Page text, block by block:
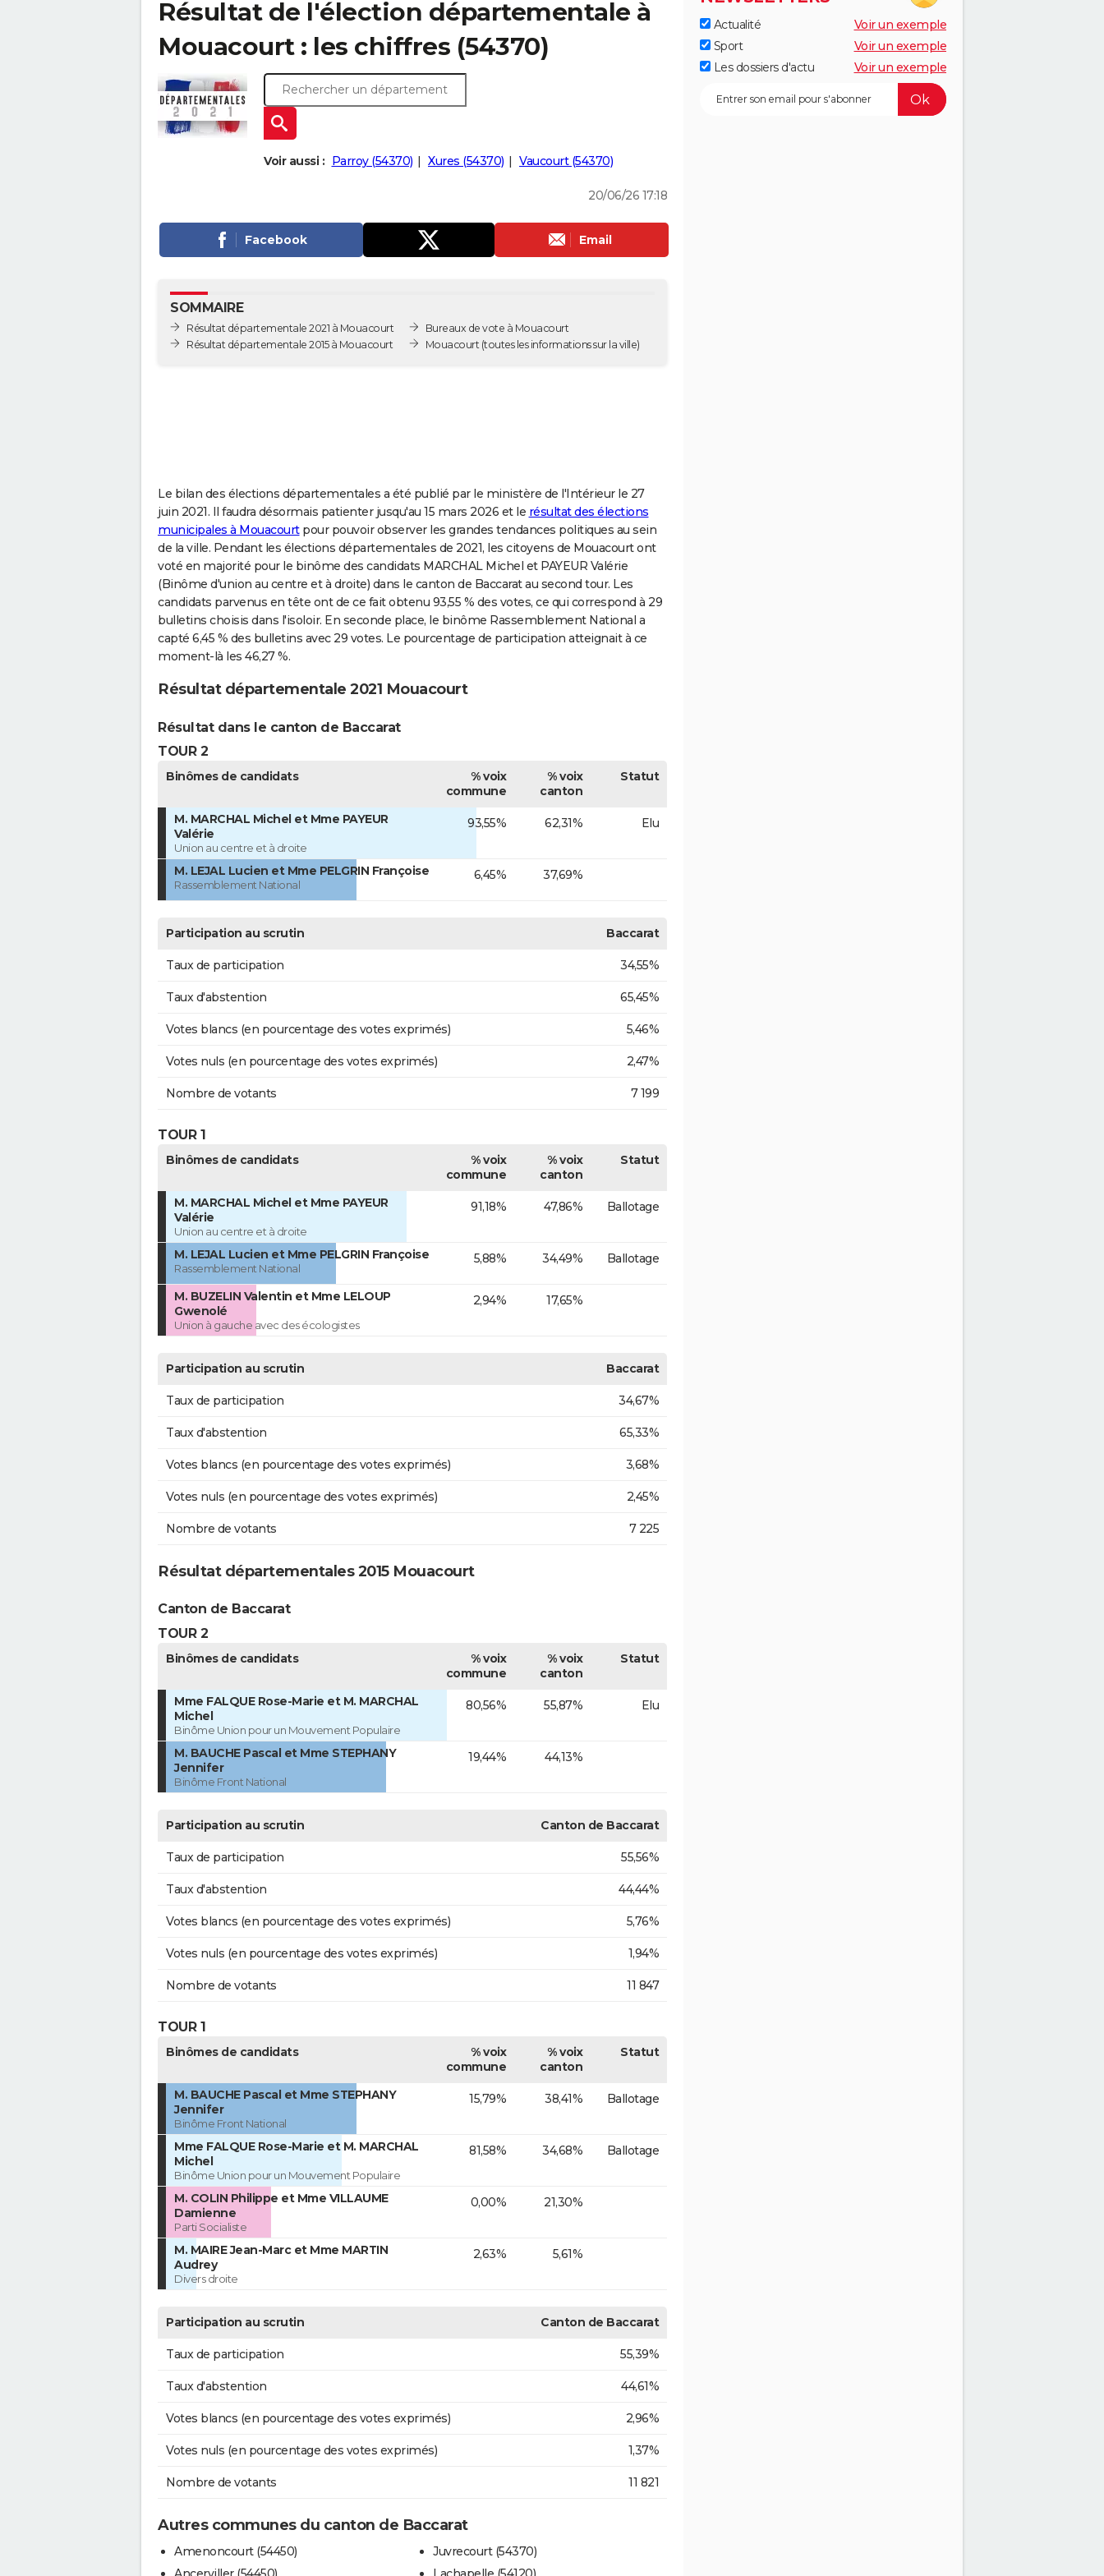
Résultat de l'élection départementale à
Mouacourt : les chiffres (54370)
Voir aussi : Parroy (54370) Xures (54370) Vaucourt (54370)
20/06/26 17:18
Facebook Email
SOMMAIRE
Résultat départementale 2021 à Mouacourt
Résultat départementale 2015 à Mouacourt
Bureaux de vote à Mouacourt
Mouacourt (toutes les informations sur la ville)
Le bilan des élections départementales a été publié par le ministère de l'Intérieur le 27
juin 2021. Il faudra désormais patienter jusqu'au 15 mars 2026 et le résultat des élections
municipales à Mouacourtpour pouvoir observer les grandes tendances politiques au sein
de la ville. Pendant les élections départementales de 2021, les citoyens de Mouacourt ont
voté en majorité pour le binôme des candidats MARCHAL Michel et PAYEUR Valérie
(Binôme d'union au centre et à droite) dans le canton de Baccarat au second tour. Les
candidats parvenus en tête ont de ce fait obtenu 93,55 % des votes, ce qui correspond à 29
bulletins choisis dans l'isoloir. En seconde place, le binôme Rassemblement National a
capté 6,45 % des bulletins avec 29 votes. Le pourcentage de participation atteignait à ce
moment-là les 46,27 %.
Résultat départementale 2021 Mouacourt
Résultat dans le canton de Baccarat
TOUR 2
Binômes de candidats
% voix
commune
% voix
canton
Statut
M. MARCHAL Michel et Mme PAYEUR
Valérie
Union au centre et à droite
93,55% 62,31% Elu
M. LEJAL Lucien et Mme PELGRIN Françoise
Rassemblement National
6,45% 37,69%
Participation au scrutin Baccarat
Taux de participation 34,55%
Taux d'abstention 65,45%
Votes blancs (en pourcentage des votes exprimés) 5,46%
Votes nuls (en pourcentage des votes exprimés) 2,47%
Nombre de votants 7 199
TOUR 1
Binômes de candidats
% voix
commune
% voix
canton
Statut
M. MARCHAL Michel et Mme PAYEUR
Valérie
Union au centre et à droite
91,18% 47,86% Ballotage
M. LEJAL Lucien et Mme PELGRIN Françoise
Rassemblement National
5,88% 34,49% Ballotage
M. BUZELIN Valentin et Mme LELOUP
Gwenolé
Union à gauche avec des écologistes
2,94% 17,65%
Participation au scrutin Baccarat
Taux de participation 34,67%
Taux d'abstention 65,33%
Votes blancs (en pourcentage des votes exprimés) 3,68%
Votes nuls (en pourcentage des votes exprimés) 2,45%
Nombre de votants 7 225
Résultat départementales 2015 Mouacourt
Canton de Baccarat
TOUR 2
Binômes de candidats
% voix
commune
% voix
canton
Statut
Mme FALQUE Rose-Marie et M. MARCHAL
Michel
Binôme Union pour un Mouvement Populaire
80,56% 55,87% Elu
M. BAUCHE Pascal et Mme STEPHANY
Jennifer
Binôme Front National
19,44% 44,13%
Participation au scrutin Canton de Baccarat
Taux de participation 55,56%
Taux d'abstention 44,44%
Votes blancs (en pourcentage des votes exprimés) 5,76%
Votes nuls (en pourcentage des votes exprimés) 1,94%
Nombre de votants 11 847
TOUR 1
Binômes de candidats
% voix
commune
% voix
canton
Statut
M. BAUCHE Pascal et Mme STEPHANY
Jennifer
Binôme Front National
15,79% 38,41% Ballotage
Mme FALQUE Rose-Marie et M. MARCHAL
Michel
Binôme Union pour un Mouvement Populaire
81,58% 34,68% Ballotage
M. COLIN Philippe et Mme VILLAUME
Damienne
Parti Socialiste
0,00% 21,30%
M. MAIRE Jean-Marc et Mme MARTIN
Audrey
Divers droite
2,63% 5,61%
Participation au scrutin Canton de Baccarat
Taux de participation 55,39%
Taux d'abstention 44,61%
Votes blancs (en pourcentage des votes exprimés) 2,96%
Votes nuls (en pourcentage des votes exprimés) 1,37%
Nombre de votants 11 821
Autres communes du canton de Baccarat
Amenoncourt (54450)
Juvrecourt (54370)
Actualité
Voir un exemple
Sport
Voir un exemple
Les dossiers d'actu
Voir un exemple